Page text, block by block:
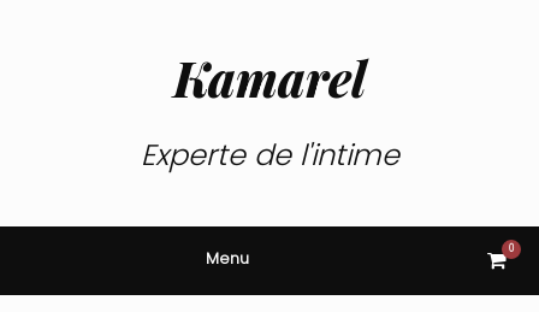
Kamarel
Experte de l'intime
Menu View
cart
0